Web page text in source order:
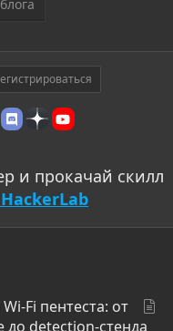
и прокачай скилл
Fi пентеста: от
до detection-стенда